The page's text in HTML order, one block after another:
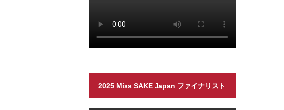
2025 Miss SAKE Japan ファイナリスト